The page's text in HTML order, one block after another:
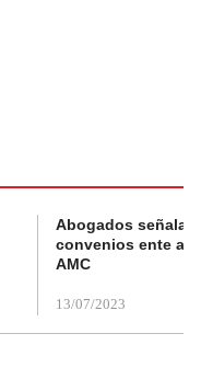
Abogados
convenios ente
AMC
13/07/2023